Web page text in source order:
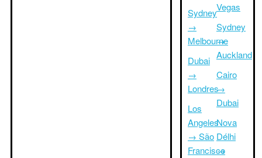
Sydney
→
Melbourne
Dubai
→
Londres
Los
Angeles
→ São
Francisco
Vegas
Sydney
→
Auckland
Cairo
→
Dubai
Nova
Délhi
→